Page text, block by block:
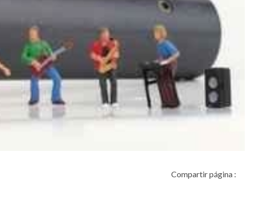
Compartir página :